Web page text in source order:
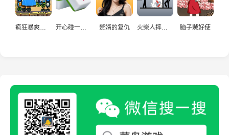
赘婿的复仇 火柴人摔炮仗 脑子贼好使